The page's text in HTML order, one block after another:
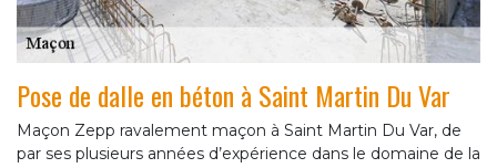
Pose de dalle en béton à Saint Martin Du Var
Maçon Zepp ravalement maçon à Saint Martin Du Var, de
par ses plusieurs années d’expérience dans le domaine de la